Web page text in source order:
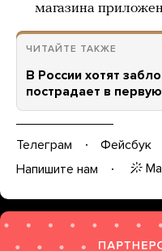
магазина
ЧИТАЙТЕ ТАКЖЕ
В России хотят
пострадает в
Телеграм Фейсбук
Напишите нам